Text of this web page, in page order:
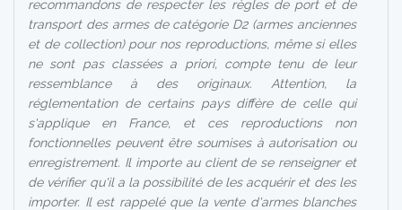
recommandons de respecter les règles de port et de
transport des armes de catégorie D2 (armes anciennes
et de collection) pour nos reproductions, même si elles
ne sont pas classées a priori, compte tenu de leur
ressemblance à des originaux. Attention, la
réglementation de certains pays diffère de celle qui
s'applique en France, et ces reproductions non
fonctionnelles peuvent être soumises à autorisation ou
enregistrement. Il importe au client de se renseigner et
de vérifier qu'il a la possibilité de les acquérir et des les
importer. Il est rappelé que la vente d'armes blanches